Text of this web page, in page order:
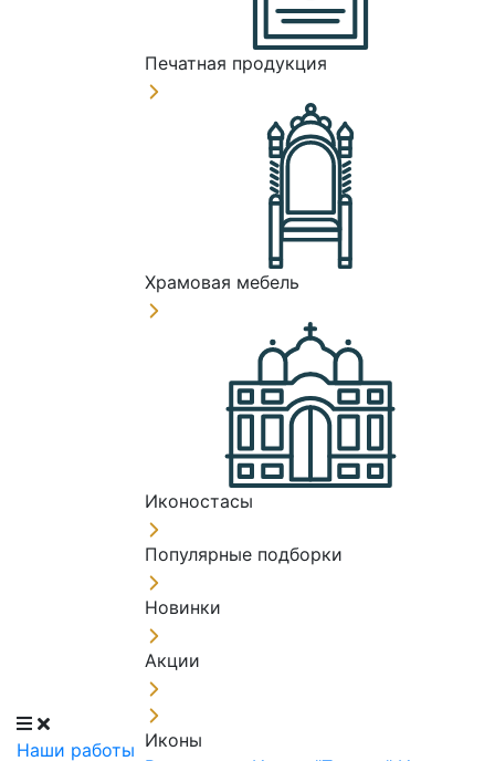
Наши работы
Печатная продукция
Храмовая мебель
Иконостасы
Популярные подборки
Новинки
Акции
Иконы